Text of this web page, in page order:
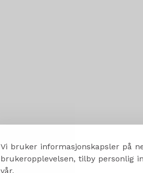
Vi bruker informasjonskapsler på
brukeropplevelsen, tilby personlig
vår.